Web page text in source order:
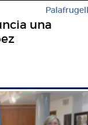
Palafrugell
una